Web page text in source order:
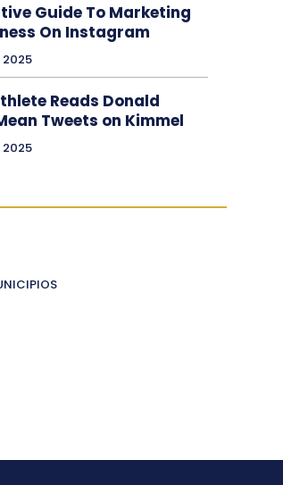
Guide To Marketing
On Instagram
2025
Reads Donald
Tweets on Kimmel
2025